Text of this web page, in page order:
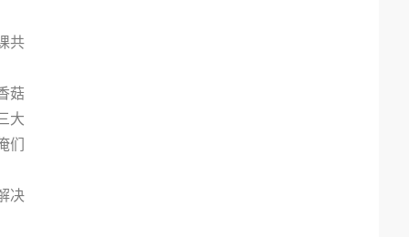
共
菇
大
们
决